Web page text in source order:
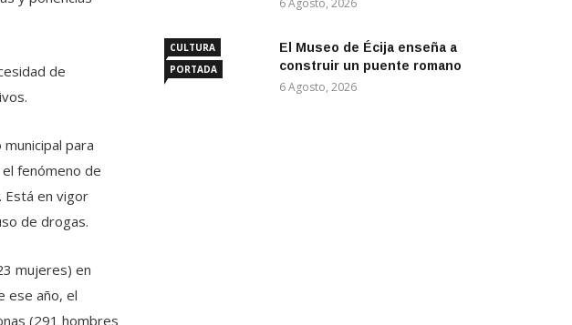
de
para
fenómeno de
Está en vigor
de drogas.
mujeres) en
ese año, el
(291 hombres
6 Agosto, 2026
CULTURA
PORTADA
El Museo de Écija enseña a
construir un puente romano
6 Agosto, 2026